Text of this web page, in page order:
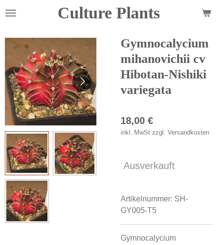
Zum
Culture Plants
Gymnocalycium
mihanovichii cv
Hibotan-Nishiki
variegata
18,00 €
inkl. MwSt zzgl. Versandkosten
Ausverkauft
Artikelnummer: SH-
GY005-T5
Gymnocalycium